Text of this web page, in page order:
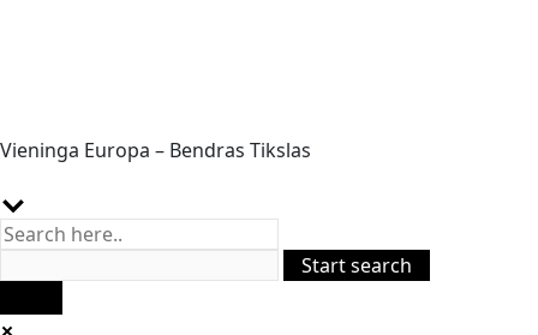
Vieninga Europa – Bendras Tikslas